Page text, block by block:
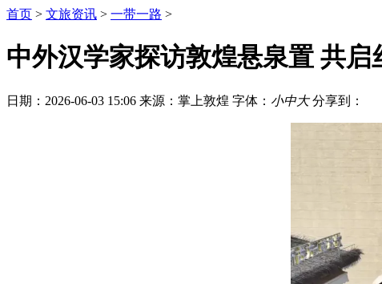
首页 > 文旅资讯 > 一带一路 >
中外汉学家探访敦煌悬泉置 共
日期：2026-06-03 15:06 来源：掌上敦煌 字体： 小中大 分享到：